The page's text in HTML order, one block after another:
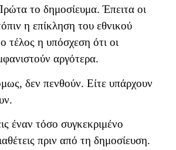
το δημοσίευμα. Έπειτα οι
η επίκληση του εθνικού
τέλος η υπόσχεση ότι οι
αργότερα.
δεν πενθούν. Είτε υπάρχουν
έναν τόσο συγκεκριμένο
πριν από τη δημοσίευση.